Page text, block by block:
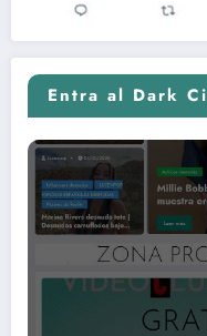
Entra al Dark